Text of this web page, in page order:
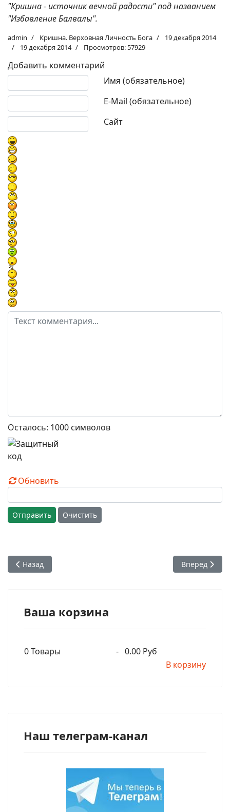
"Кришна - источник вечной радости" под названием
"Избавление Балвалы".
admin Кришна. Верховная Личность Бога
19 декабря 2014
19 декабря 2014
Просмотров: 57929
Добавить комментарий
Имя (обязательное)
E-Mail (обязательное)
Сайт
Текст комментария
Осталось: 1000 символов
Обновить
Отправить Очистить
Предыдущий: Глава 78: Гибель Дантавакры, Видуратхи и
Назад Следующий:
Вперед
Ваша корзина
0Товары - 0.00 Руб
В корзину
Наш телеграм-канал